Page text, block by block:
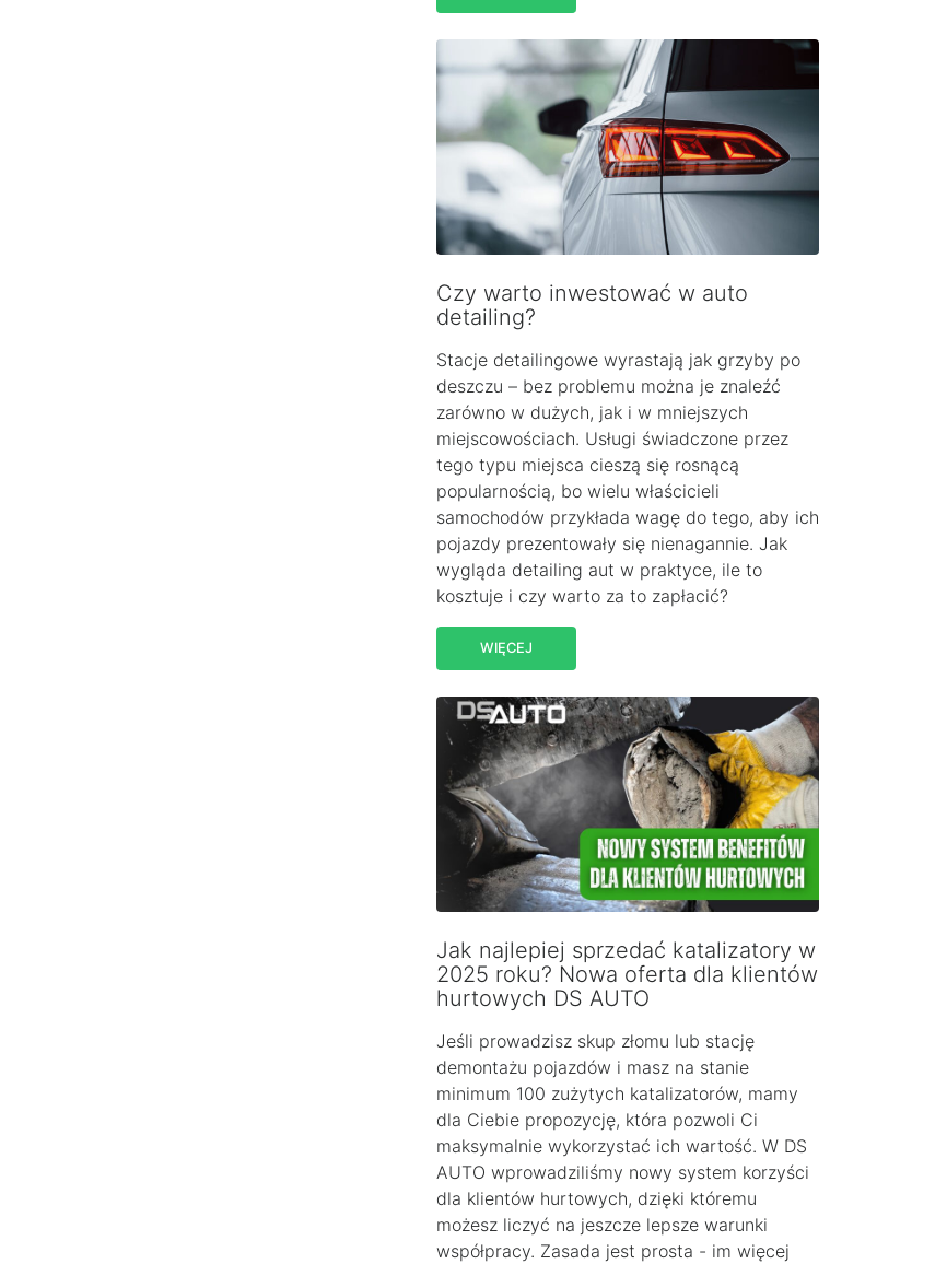
Czy warto inwestować w auto
detailing?
Stacje detailingowe wyrastają jak grzyby po
deszczu – bez problemu można je znaleźć
zarówno w dużych, jak i w mniejszych
miejscowościach. Usługi świadczone przez
tego typu miejsca cieszą się rosnącą
popularnością, bo wielu właścicieli
samochodów przykłada wagę do tego, aby ich
pojazdy prezentowały się nienagannie. Jak
wygląda detailing aut w praktyce, ile to
kosztuje i czy warto za to zapłacić?
WIĘCEJ
Jak najlepiej sprzedać katalizatory w
2025 roku? Nowa oferta dla klientów
hurtowych DS AUTO
Jeśli prowadzisz skup złomu lub stację
demontażu pojazdów i masz na stanie
minimum 100 zużytych katalizatorów, mamy
dla Ciebie propozycję, która pozwoli Ci
maksymalnie wykorzystać ich wartość. W DS
AUTO wprowadziliśmy nowy system korzyści
dla klientów hurtowych, dzięki któremu
możesz liczyć na jeszcze lepsze warunki
współpracy. Zasada jest prosta - im więcej